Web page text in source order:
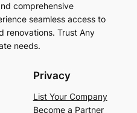
comprehensive
seamless access to
renovations. Trust Any
needs.
Privacy
List Your Company
Become a Partner